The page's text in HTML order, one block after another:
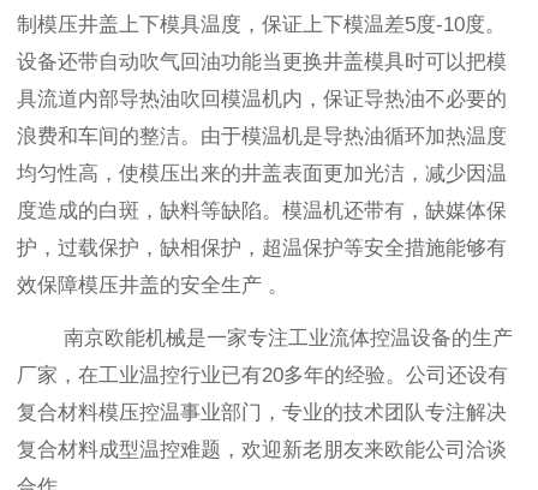
制模压井盖上下模具温度，保证上下模温差5度-10度。
设备还带自动吹气回油功能当更换井盖模具时可以把模
具流道内部导热油吹回模温机内，保证导热油不必要的
浪费和车间的整洁。由于模温机是导热油循环加热温度
均匀性高，使模压出来的井盖表面更加光洁，减少因温
度造成的白斑，缺料等缺陷。模温机还带有，缺媒体保
护，过载保护，缺相保护，超温保护等安全措施能够有
效保障模压井盖的安全生产 。
南京欧能机械是一家专注工业流体控温设备的生产
厂家，在工业温控行业已有20多年的经验。公司还设有
复合材料模压控温事业部门，专业的技术团队专注解决
复合材料成型温控难题，欢迎新老朋友来欧能公司洽谈